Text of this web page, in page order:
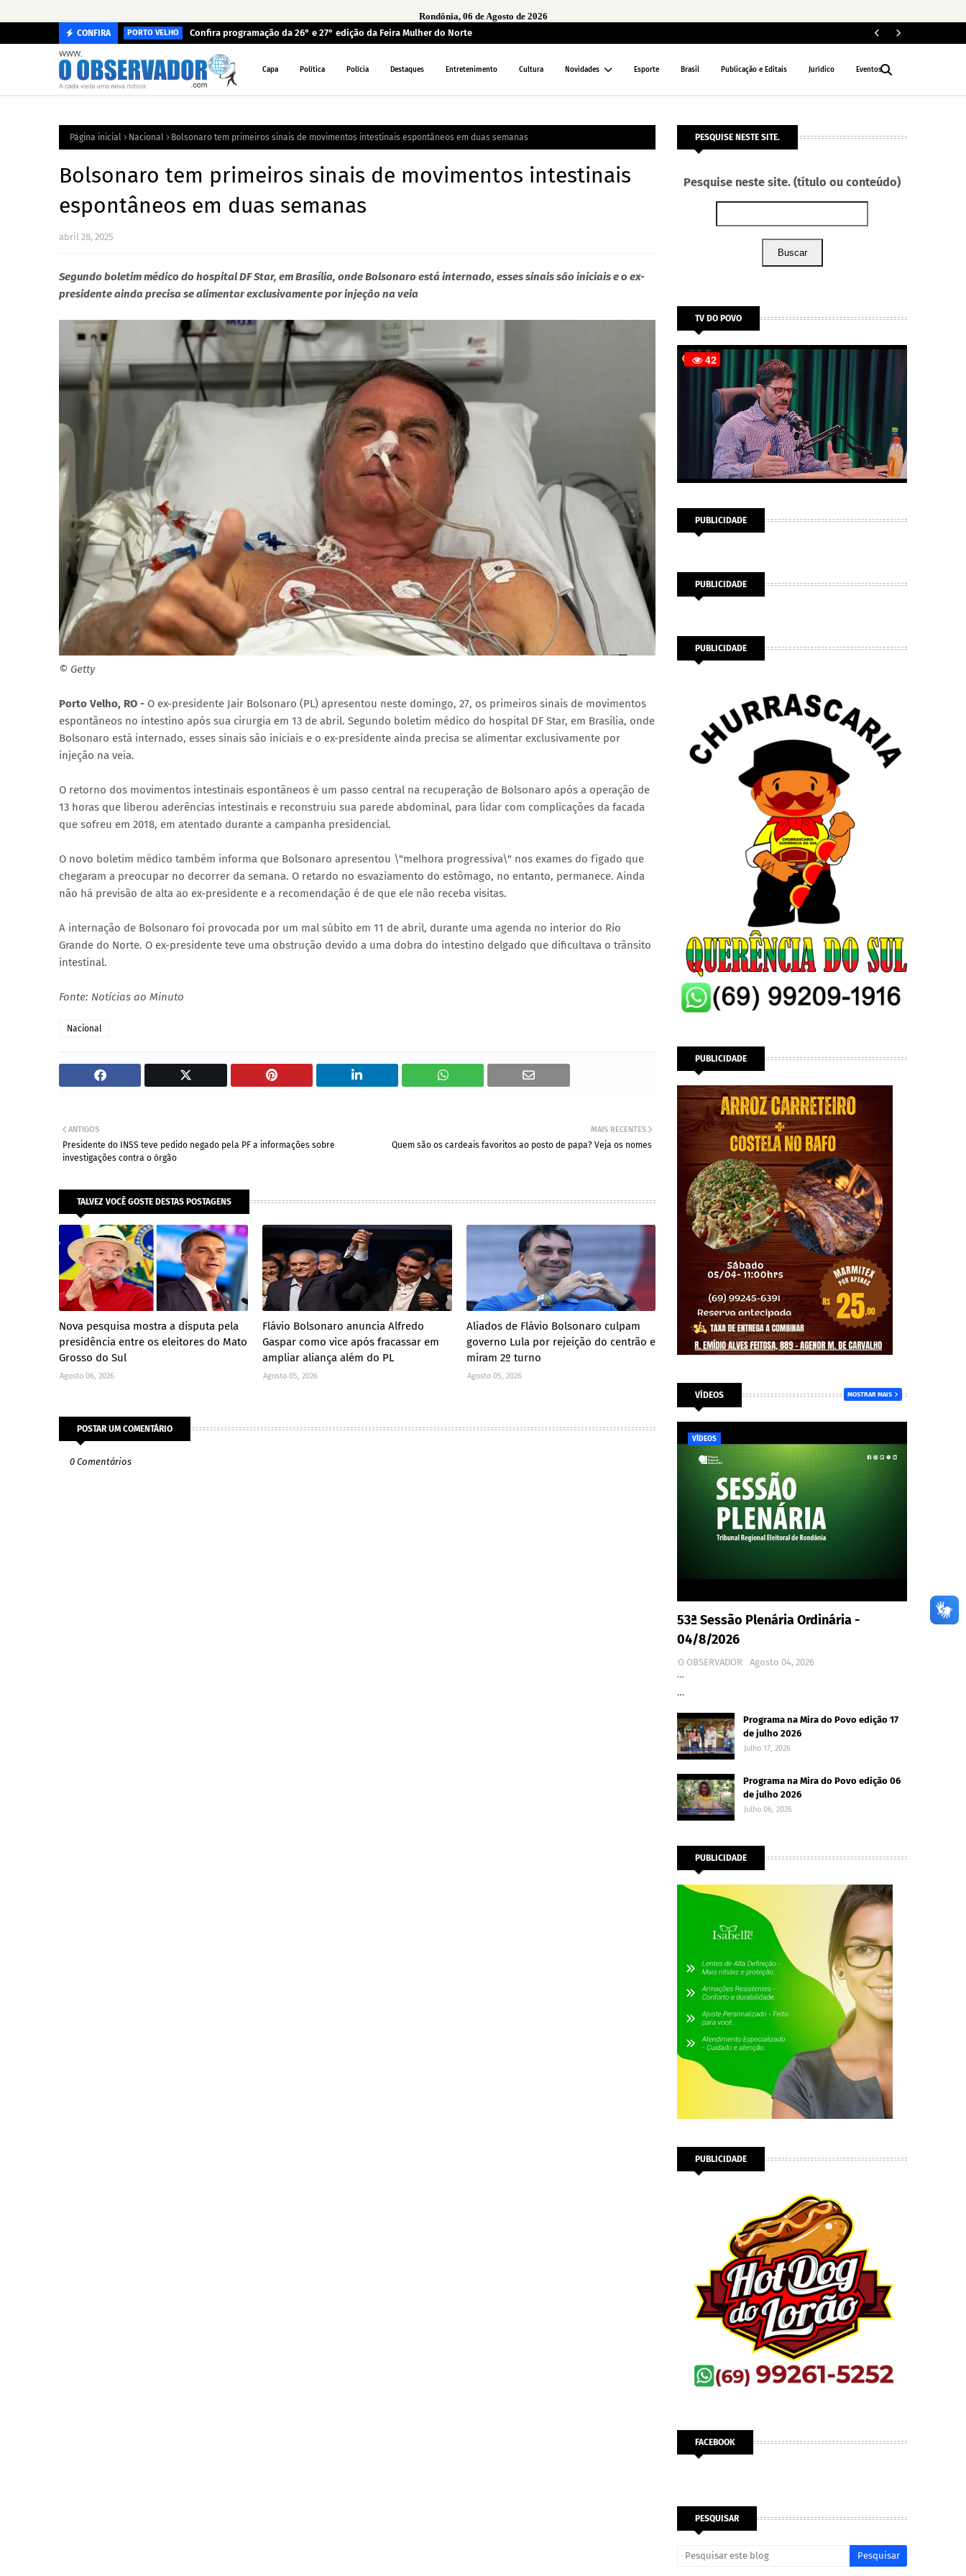
Rondônia, 06 de Agosto de 2026
CONFIRA PORTO VELHO Confira programação da 26° e 27° edição da Feira Mulher do Norte
Capa Política Polícia Destaques Entretenimento Cultura Novidades Esporte Brasil Publicação e Editais Jurídico Eventos
Página inicial Nacional Bolsonaro tem primeiros sinais de movimentos intestinais espontâneos em duas semanas
Bolsonaro tem primeiros sinais de movimentos intestinais
espontâneos em duas semanas
abril 28, 2025
Segundo boletim médico do hospital DF Star, em Brasília, onde Bolsonaro está internado, esses sinais são iniciais e o ex-
presidente ainda precisa se alimentar exclusivamente por injeção na veia
© Getty
Porto Velho, RO - O ex-presidente Jair Bolsonaro (PL) apresentou neste domingo, 27, os primeiros sinais de movimentos
espontâneos no intestino após sua cirurgia em 13 de abril. Segundo boletim médico do hospital DF Star, em Brasília, onde
Bolsonaro está internado, esses sinais são iniciais e o ex-presidente ainda precisa se alimentar exclusivamente por
injeção na veia.
O retorno dos movimentos intestinais espontâneos é um passo central na recuperação de Bolsonaro após a operação de
13 horas que liberou aderências intestinais e reconstruiu sua parede abdominal, para lidar com complicações da facada
que sofreu em 2018, em atentado durante a campanha presidencial.
O novo boletim médico também informa que Bolsonaro apresentou \"melhora progressiva\" nos exames do fígado que
chegaram a preocupar no decorrer da semana. O retardo no esvaziamento do estômago, no entanto, permanece. Ainda
não há previsão de alta ao ex-presidente e a recomendação é de que ele não receba visitas.
A internação de Bolsonaro foi provocada por um mal súbito em 11 de abril, durante uma agenda no interior do Rio
Grande do Norte. O ex-presidente teve uma obstrução devido a uma dobra do intestino delgado que dificultava o trânsito
intestinal.
Fonte: Notícias ao Minuto
Nacional
MAIS RECENTES
Quem são os cardeais favoritos ao posto de papa? Veja os nomes
ANTIGOS
Presidente do INSS teve pedido negado pela PF a informações sobre
investigações contra o órgão
TALVEZ VOCÊ GOSTE DESTAS POSTAGENS
Nova pesquisa mostra a disputa pela
presidência entre os eleitores do Mato
Grosso do Sul
Agosto 06, 2026
Flávio Bolsonaro anuncia Alfredo
Gaspar como vice após fracassar em
ampliar aliança além do PL
Agosto 05, 2026
Aliados de Flávio Bolsonaro culpam
governo Lula por rejeição do centrão e
miram 2º turno
Agosto 05, 2026
POSTAR UM COMENTÁRIO
0 Comentários
PESQUISE NESTE SITE.
Pesquise neste site. (título ou conteúdo)
Buscar
TV DO POVO
PUBLICIDADE
PUBLICIDADE
PUBLICIDADE
PUBLICIDADE
VÍDEOS MOSTRAR MAIS
VÍDEOS
53ª Sessão Plenária Ordinária -
04/8/2026
O OBSERVADOR
Agosto 04, 2026
…
…
Programa na Mira do Povo edição 17
de julho 2026
Julho 17, 2026
Programa na Mira do Povo edição 06
de julho 2026
Julho 06, 2026
PUBLICIDADE
PUBLICIDADE
FACEBOOK
PESQUISAR